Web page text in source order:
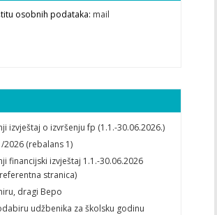
osobnih podataka: mail
izvještaj o izvršenju fp (1.1.-30.06.2026.)
2026 (rebalans 1)
financijski izvještaj 1.1.-30.06.2026
stranica)
dragi Bepo
udžbenika za školsku godinu